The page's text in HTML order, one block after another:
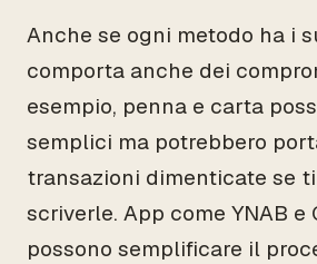
Anche se ogni metodo ha i
comporta anche dei
esempio, penna e carta
semplici ma potrebbero
transazioni dimenticate se
scriverle. App come YNAB e
possono semplificare il